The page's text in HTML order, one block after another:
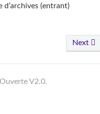
d’archives (entrant)
Next
V2.0.